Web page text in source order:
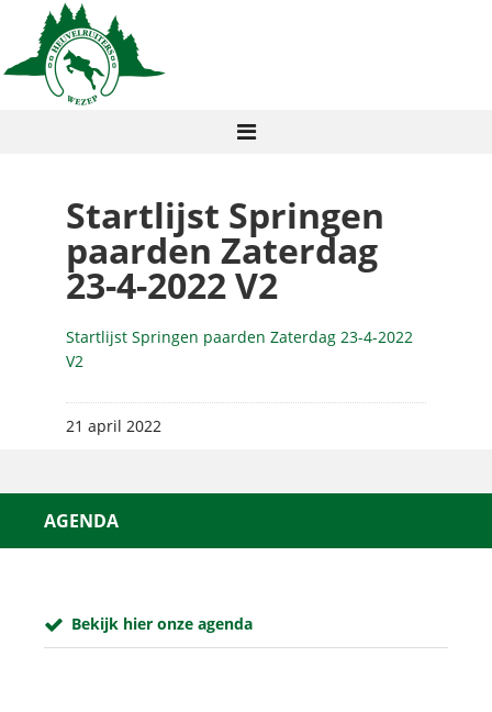
Startlijst Springen
paarden Zaterdag
23-4-2022 V2
Startlijst Springen paarden Zaterdag 23-4-2022
V2
21 april 2022
AGENDA
Bekijk hier onze agenda